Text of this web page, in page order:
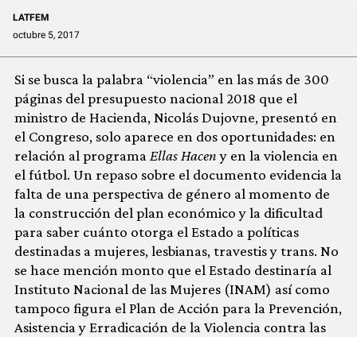
LATFEM
octubre 5, 2017
Si se busca la palabra “violencia” en las más de 300
páginas del presupuesto nacional 2018 que el
ministro de Hacienda, Nicolás Dujovne, presentó en
el Congreso, solo aparece en dos oportunidades: en
relación al programaEllas Haceny en la violencia en
el fútbol. Un repaso sobre el documento evidencia la
falta de una perspectiva de género al momento de
la construcción del plan económico y la dificultad
para saber cuánto otorga el Estado a políticas
destinadas a mujeres, lesbianas, travestis y trans. No
se hace mención monto que el Estado destinaría al
Instituto Nacional de las Mujeres (INAM) así como
tampoco figura el Plan de Acción para la Prevención,
Asistencia y Erradicación de la Violencia contra las